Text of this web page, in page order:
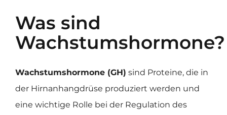
Was sind
Wachstumshormone?
Wachstumshormone (GH) sind Proteine, die in
der Hirnanhangdrüse produziert werden und
eine wichtige Rolle bei der Regulation des